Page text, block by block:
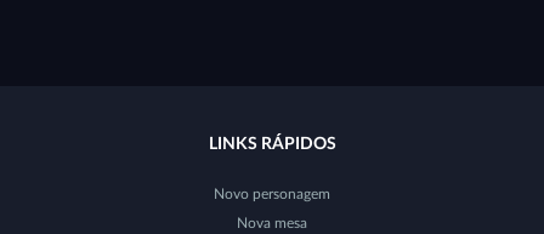
LINKS RÁPIDOS
Novo personagem
Nova mesa